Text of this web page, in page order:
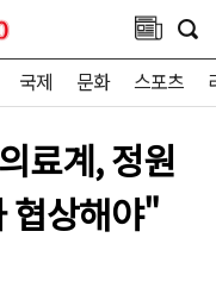
국제 문화 스포츠
료계, 정원
협상해야"